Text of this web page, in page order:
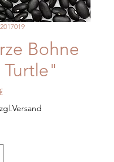
Bohne
Turtle"
Sale-
Preis